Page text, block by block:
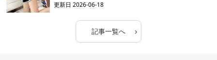
更新日2026-06-18
記事一覧へ ›